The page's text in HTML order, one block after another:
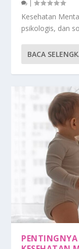
|
Kesehatan
psikologis, dan
BACA